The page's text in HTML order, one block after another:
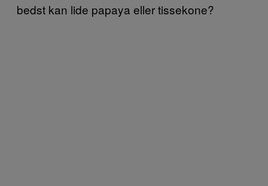
bedst kan lide papaya eller tissekone?